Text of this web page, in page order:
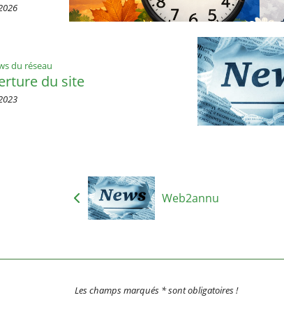
du réseau
du site
Web2annu
Les champs marqués * sont obligatoires !